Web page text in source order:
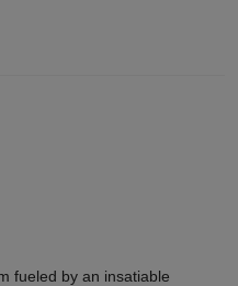
fueled by an insatiable